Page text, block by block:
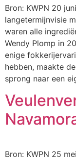
Bron: KWPN 20
langetermijnvisie
waren alle
Wendy Plomp in
enige
hebben, maakte
sprong naar een
Bron: KWPN 25